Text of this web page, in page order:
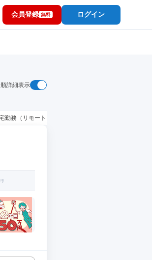
会員登録 無料 ログイン
詳細表示
勤務（リモートワーク）OK